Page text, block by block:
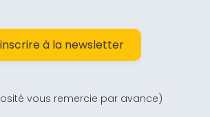
à la newsletter
vous remercie par avance)